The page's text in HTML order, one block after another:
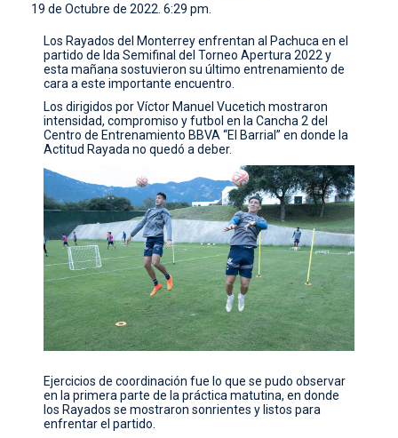
19 de Octubre de 2022. 6:29 pm.
Los Rayados del Monterrey enfrentan al Pachuca en el
partido de Ida Semifinal del Torneo Apertura 2022 y
esta mañana sostuvieron su último entrenamiento de
cara a este importante encuentro.
Los dirigidos por Víctor Manuel Vucetich mostraron
intensidad, compromiso y futbol en la Cancha 2 del
Centro de Entrenamiento BBVA “El Barrial” en donde la
Actitud Rayada no quedó a deber.
Ejercicios de coordinación fue lo que se pudo observar
en la primera parte de la práctica matutina, en donde
los Rayados se mostraron sonrientes y listos para
enfrentar el partido.